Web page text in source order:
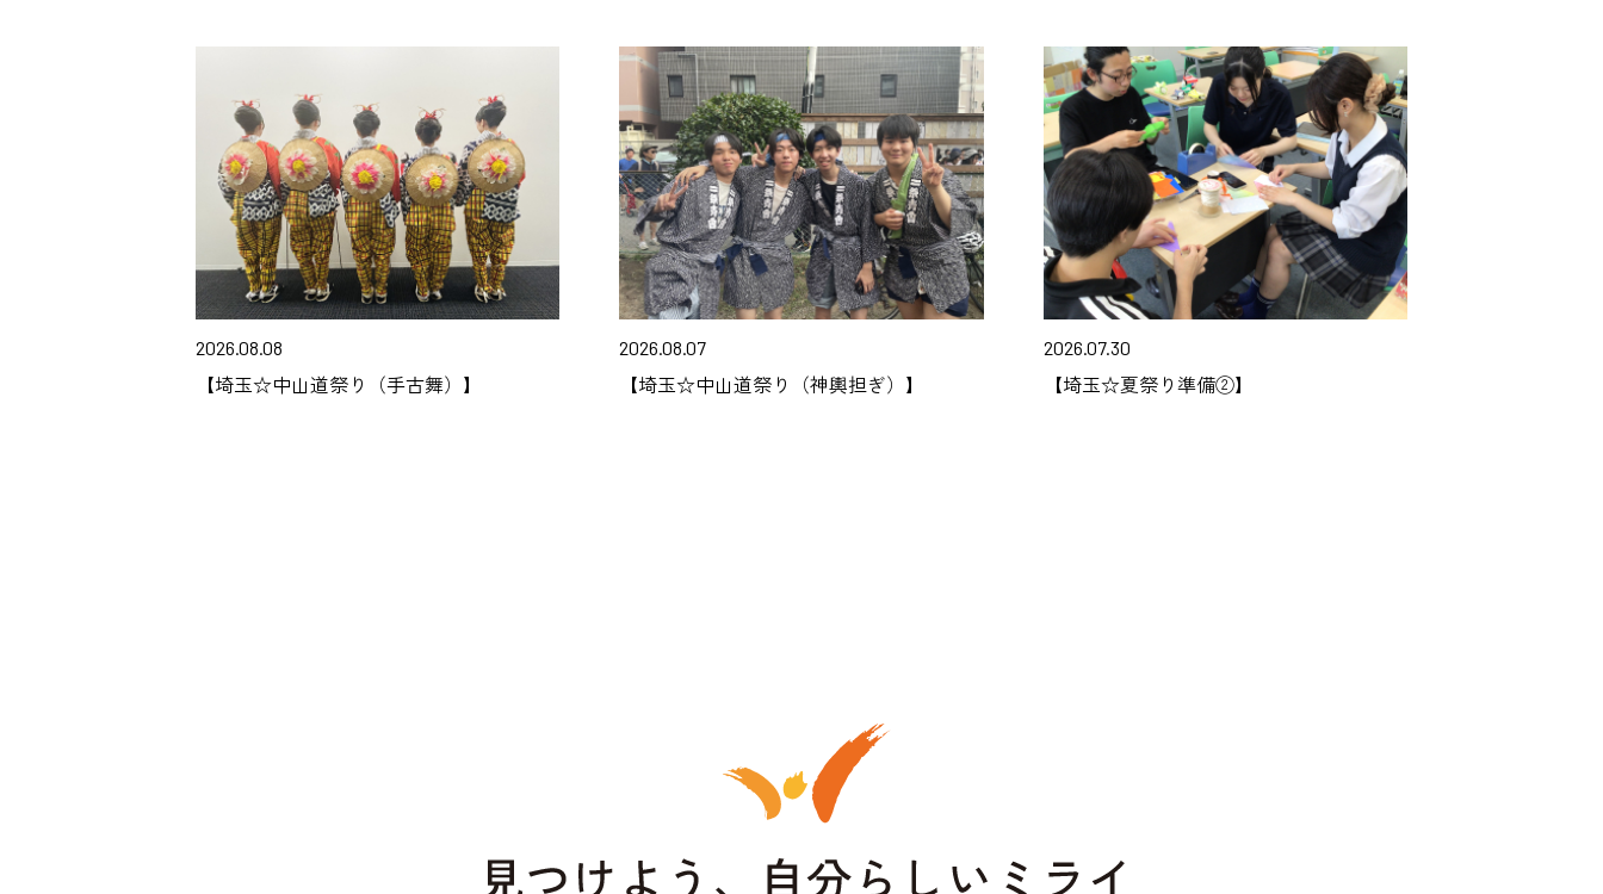
2026.08.08
【埼玉☆中山道祭り（手古舞）】
2026.08.07
【埼玉☆中山道祭り（神輿担ぎ）】
2026.07.30
【埼玉☆夏祭り準備②】